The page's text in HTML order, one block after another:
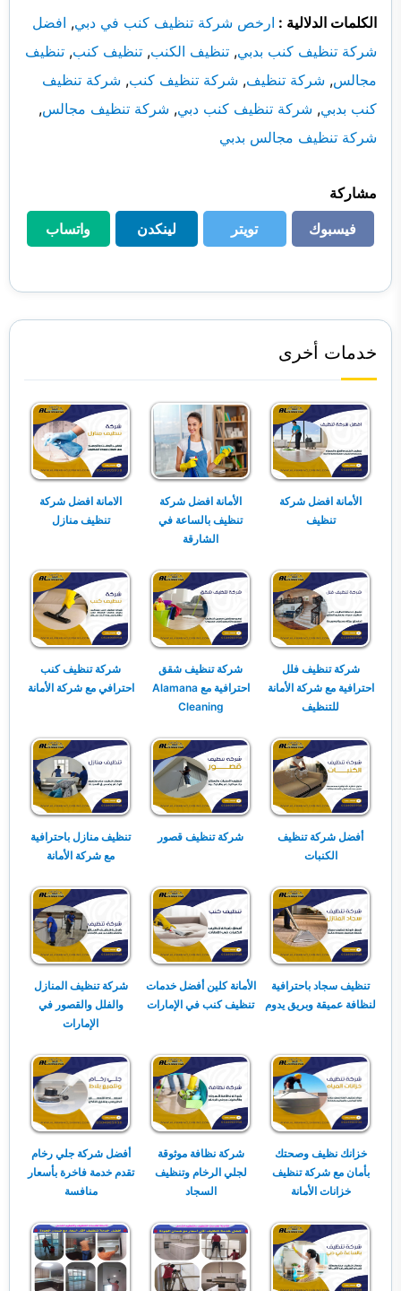
الكلمات الدلالية : ارخص شركة تنظيف كنب في دبي, افضل
شركة تنظيف كنب بدبي, تنظيف الكنب, تنظيف كنب, تنظيف
مجالس, شركة تنظيف, شركة تنظيف كنب, شركة تنظيف
كنب بدبي, شركة تنظيف كنب دبي, شركة تنظيف مجالس,
شركة تنظيف مجالس بدبي
مشاركة
فيسبوك
فيسبوك
تويتر
تويتر
لينكدن
لينكدن
واتساب
واتساب
خدمات أخرى
الأمانة افضل شركة
تنظيف
الأمانة افضل شركة
تنظيف بالساعة في
الشارقة
الامانة افضل شركة
تنظيف منازل
شركة تنظيف فلل
احترافية مع شركة الأمانة
للتنظيف
شركة تنظيف شقق
احترافية مع Alamana
Cleaning
شركة تنظيف كنب
احترافي مع شركة الأمانة
أفضل شركة تنظيف
الكنبات
شركة تنظيف قصور
تنظيف منازل باحترافية
مع شركة الأمانة
تنظيف سجاد باحترافية
لنظافة عميقة وبريق يدوم
الأمانة كلين أفضل خدمات
تنظيف كنب في الإمارات
شركة تنظيف المنازل
والفلل والقصور في
الإمارات
خزانك نظيف وصحتك
بأمان مع شركة تنظيف
خزانات الأمانة
شركة نظافة موثوقة
لجلي الرخام وتنظيف
السجاد
أفضل شركة جلي رخام
تقدم خدمة فاخرة بأسعار
منافسة